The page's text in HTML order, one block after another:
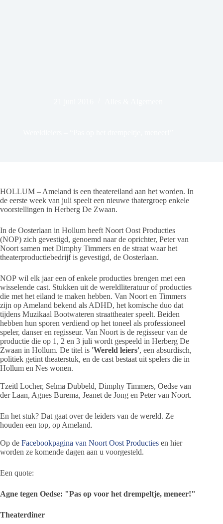
HOLLUM – Ameland is een theatereiland aan het worden. In
de eerste week van juli speelt een nieuwe thatergroep enkele
voorstellingen in Herberg De Zwaan.
In de Oosterlaan in Hollum heeft Noort Oost Producties
(NOP) zich gevestigd, genoemd naar de oprichter, Peter van
Noort samen met Dimphy Timmers en de straat waar het
theaterproductiebedrijf is gevestigd, de Oosterlaan.
NOP wil elk jaar een of enkele producties brengen met een
wisselende cast. Stukken uit de wereldliteratuur of producties
die met het eiland te maken hebben. Van Noort en Timmers
zijn op Ameland bekend als ADHD, het komische duo dat
tijdens Muzikaal Bootwateren straattheater speelt. Beiden
hebben hun sporen verdiend op het toneel als professioneel
speler, danser en regisseur. Van Noort is de regisseur van de
productie die op 1, 2 en 3 juli wordt gespeeld in Herberg De
Zwaan in Hollum. De titel is 'Wereld leiers', een absurdisch,
politiek getint theaterstuk, en de cast bestaat uit spelers die in
Hollum en Nes wonen.
Tzeitl Locher, Selma Dubbeld, Dimphy Timmers, Oedse van
der Laan, Agnes Burema, Jeanet de Jong en Peter van Noort.
En het stuk? Dat gaat over de leiders van de wereld. Ze
houden een top, op Ameland.
Op de Facebookpagina van Noort Oost Producties en hier
worden ze komende dagen aan u voorgesteld.
Een quote:
Agne tegen Oedse: "Pas op voor het drempeltje, meneer!"
Theaterdiner